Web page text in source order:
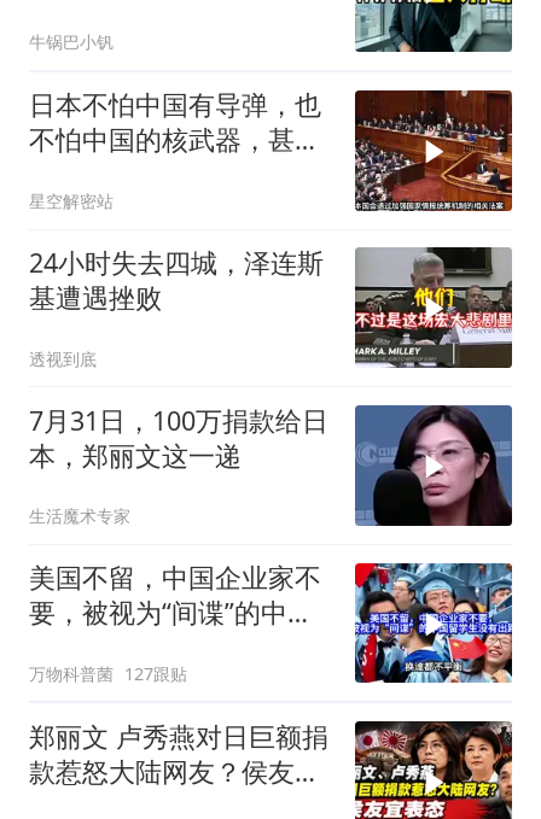
亿合同没你根本签不了
牛锅巴小钒
日本不怕中国有导弹，也
不怕中国的核武器，甚至
星空解密站
24小时失去四城，泽连斯
基遭遇挫败
透视到底
7月31日，100万捐款给日
本，郑丽文这一递
生活魔术专家
美国不留，中国企业家不
要，被视为“间谍”的中国
万物科普菌 127跟贴
郑丽文 卢秀燕对日巨额捐
款惹怒大陆网友？侯友宜